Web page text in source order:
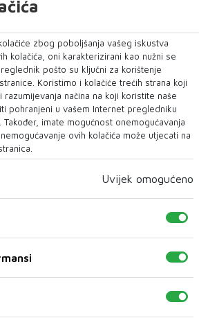
zbog poboljšanja vašeg iskustva
kolačića, oni karakterizirani kao nužni se
pošto su ključni za korištenje
Koristimo i kolačiće trećih strana koji
razumijevanja načina na koji koristite naše
pohranjeni u vašem Internet pregledniku
imate mogućnost onemogućavanja
ovih kolačića može utjecati na
Uvijek omogućeno